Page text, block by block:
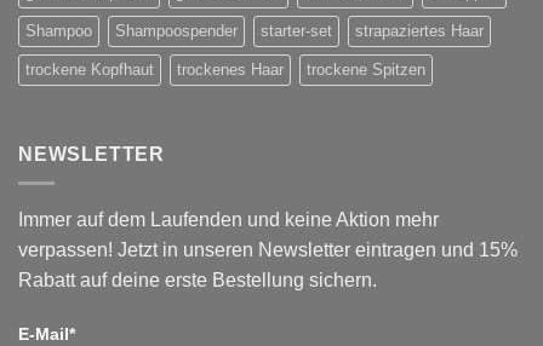
Shampoo Shampoospender starter-set strapaziertes Haar
trockene Kopfhaut trockenes Haar trockene Spitzen
NEWSLETTER
Immer auf dem Laufenden und keine Aktion mehr
verpassen! Jetzt in unseren Newsletter eintragen und 15%
Rabatt auf deine erste Bestellung sichern.
E-Mail*